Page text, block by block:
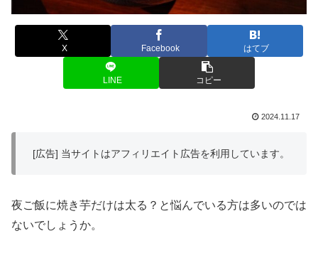
X Facebook はてブ
LINE コピー
2024.11.17
[広告] 当サイトはアフィリエイト広告を利用しています。
夜ご飯に焼き芋だけは太る？と悩んでいる方は多いのでは
ないでしょうか。